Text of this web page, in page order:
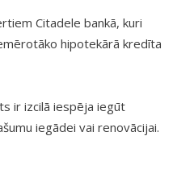
Citadele bankā, kuri
hipotekārā kredīta
ir izcilā iespēja iegūt
iegādei vai renovācijai.